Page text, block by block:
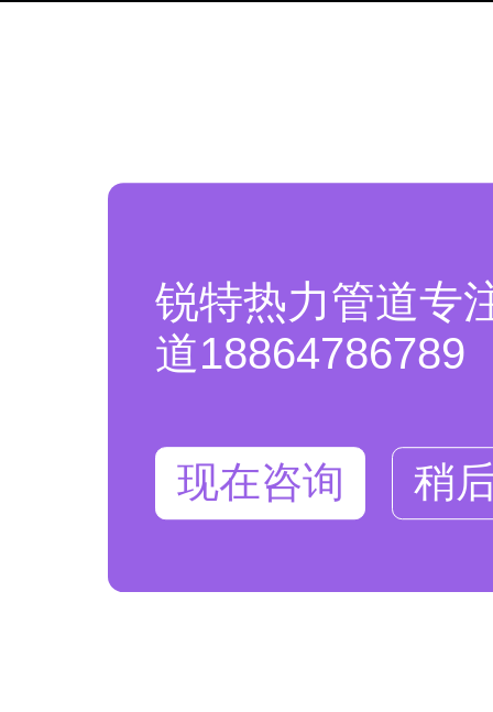
锐特热力管道专
道18864786789
现在咨询 稍